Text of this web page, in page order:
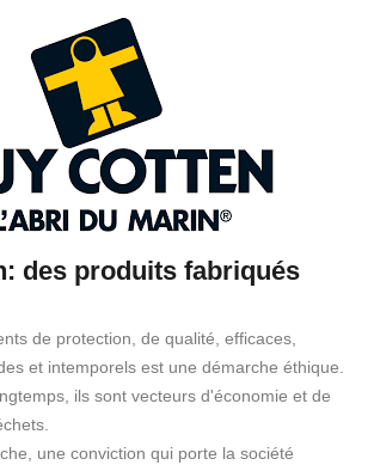
des produits fabriqués
de protection, de qualité, efficaces,
et intemporels est une démarche éthique.
ils sont vecteurs d'économie et de
une conviction qui porte la société